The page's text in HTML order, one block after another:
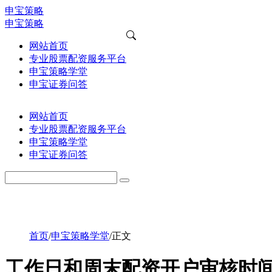
申宝策略
申宝策略
网站首页
专业股票配资服务平台
申宝策略学堂
申宝证券问答
网站首页
专业股票配资服务平台
申宝策略学堂
申宝证券问答
首页/申宝策略学堂/正文